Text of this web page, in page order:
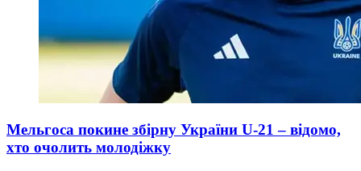
Мельгоса покине збірну України U-21 – відомо,
хто очолить молодіжку